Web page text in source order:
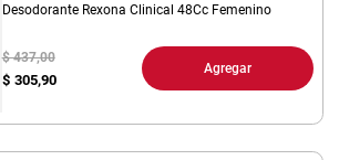
Desodorante Rexona Clinical 48Cc Femenino
$ 305,90
$ 437,00
Agregar